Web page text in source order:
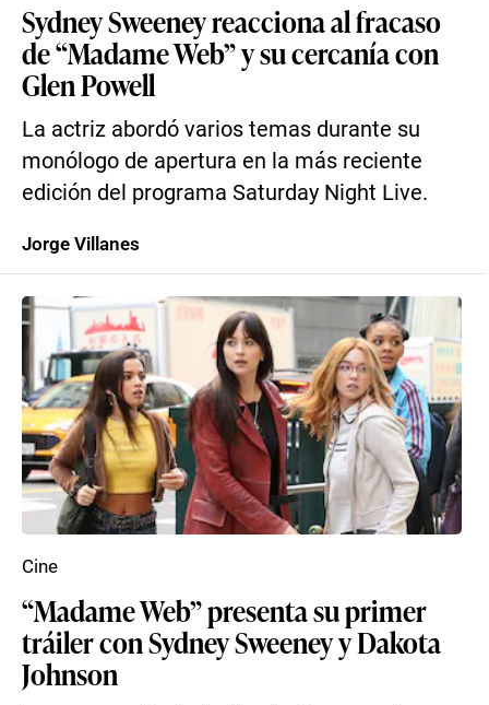
Sydney Sweeney reacciona al fracaso
de “Madame Web” y su cercanía con
Glen Powell
La actriz abordó varios temas durante su
monólogo de apertura en la más reciente
edición del programa Saturday Night Live.
Jorge Villanes
“Madame Web” presenta su primer
tráiler con Sydney Sweeney y Dakota
Johnson
Cine